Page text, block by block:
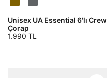
Unisex UA Essential 6'lı Crew
Çorap
1.990 TL
E-posta Adresi*